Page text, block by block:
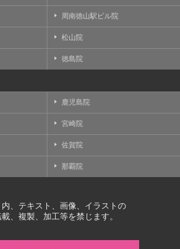
周南徳山駅ビル院
松山院
徳島院
鹿児島院
宮崎院
佐賀院
那覇院
内、テキスト、画像、イラストの
、複製、加工等を禁じます。